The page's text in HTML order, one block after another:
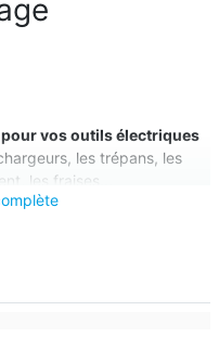
vos outils électriques
les trépans, les
les fraises...